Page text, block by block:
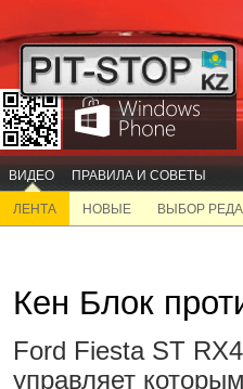
ВИДЕО ПРАВИЛА И СОВЕТЫ
ЛЕНТА НОВЫЕ ВЫБОР
Кен Блок
Ford Fiesta ST
управляет